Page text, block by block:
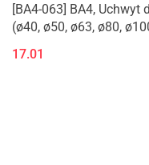
[BA4-063] BA4,
(ø40, ø50, ø63, ø80,
17.01